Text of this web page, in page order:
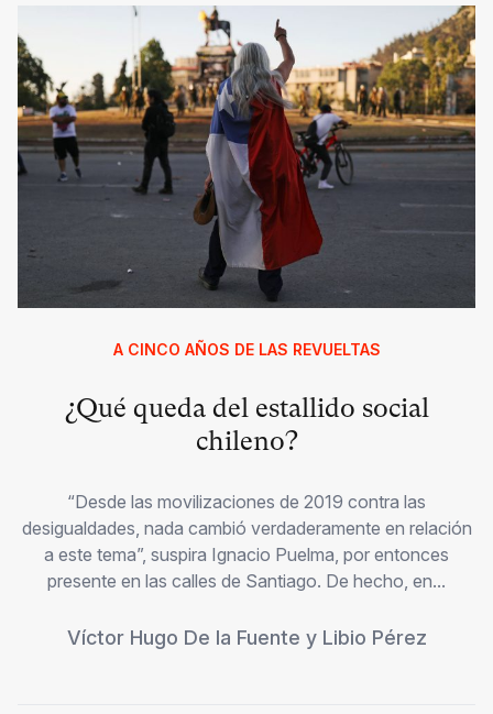
A CINCO AÑOS DE LAS REVUELTAS
¿Qué queda del estallido social
chileno?
“Desde las movilizaciones de 2019 contra las
desigualdades, nada cambió verdaderamente en relación
a este tema”, suspira Ignacio Puelma, por entonces
presente en las calles de Santiago. De hecho, en...
Víctor Hugo De la Fuente y Libio Pérez